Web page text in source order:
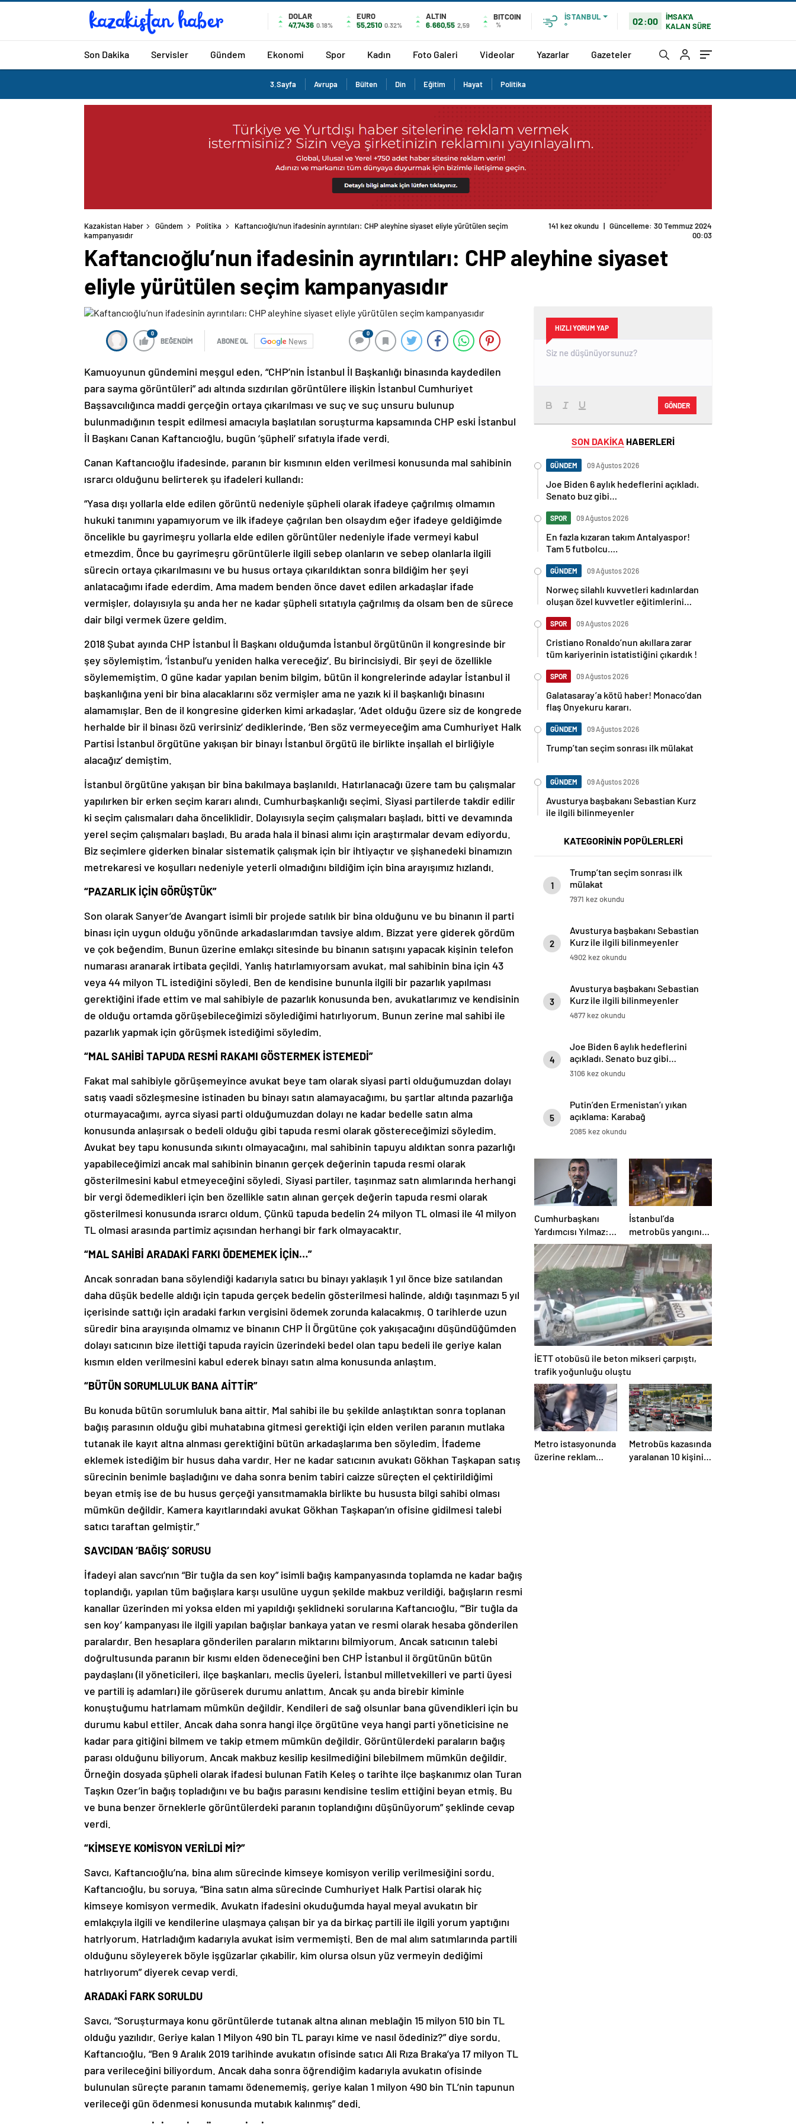
DOLAR
47,7436 0.18%
EURO
55,2510 0.32%
ALTIN
6.660,55 2,59
BITCOIN
%
İSTANBUL
°
02:00
İMSAK'A
KALAN SÜRE
Son Dakika Servisler Gündem Ekonomi Spor Kadın Foto Galeri Videolar Yazarlar Gazeteler
3.Sayfa Avrupa Bülten Din Eğitim Hayat Politika
Kazakistan Haber Gündem Politika
Kaftancıoğlu’nun ifadesinin ayrıntıları: CHP aleyhine siyaset eliyle yürütülen seçim
kampanyasıdır
141 kez okundu | Güncelleme: 30 Temmuz 2024
00:03
Kaftancıoğlu’nun ifadesinin ayrıntıları: CHP aleyhine siyaset
eliyle yürütülen seçim kampanyasıdır
0
BEĞENDİM ABONE OL News
0
Kamuoyunun gündemini meşgul eden, “CHP’nin İstanbul İl Başkanlığı binasında kaydedilen
para sayma görüntüleri” adı altında sızdırılan görüntülere ilişkin İstanbul Cumhuriyet
Başsavcılığınca maddi gerçeğin ortaya çıkarılması ve suç ve suç unsuru bulunup
bulunmadığının tespit edilmesi amacıyla başlatılan soruşturma kapsamında CHP eski İstanbul
İl Başkanı Canan Kaftancıoğlu, bugün ‘şüpheli’ sıfatıyla ifade verdi.
Canan Kaftancıoğlu ifadesinde, paranın bir kısmının elden verilmesi konusunda mal sahibinin
ısrarcı olduğunu belirterek şu ifadeleri kullandı:
“Yasa dışı yollarla elde edilen görüntü nedeniyle şüpheli olarak ifadeye çağrılmış olmamın
hukuki tanımını yapamıyorum ve ilk ifadeye çağrılan ben olsaydım eğer ifadeye geldiğimde
öncelikle bu gayrimeşru yollarla elde edilen görüntüler nedeniyle ifade vermeyi kabul
etmezdim. Önce bu gayrimeşru görüntülerle ilgili sebep olanların ve sebep olanlarla ilgili
sürecin ortaya çıkarılmasını ve bu husus ortaya çıkarıldıktan sonra bildiğim her şeyi
anlatacağımı ifade ederdim. Ama madem benden önce davet edilen arkadaşlar ifade
vermişler, dolayısıyla şu anda her ne kadar şüpheli sıtatıyla çağrılmış da olsam ben de sürece
dair bilgi vermek üzere geldim.
2018 Şubat ayında CHP İstanbul İl Başkanı olduğumda İstanbul örgütünün il kongresinde bir
şey söylemiştim, ‘İstanbul’u yeniden halka vereceğiz’. Bu birincisiydi. Bir şeyi de özellikle
söylememiştim. O güne kadar yapılan benim bilgim, bütün il kongrelerinde adaylar İstanbul il
başkanlığına yeni bir bina alacaklarını söz vermişler ama ne yazık ki il başkanlığı binasını
alamamışlar. Ben de il kongresine giderken kimi arkadaşlar, ‘Adet olduğu üzere siz de kongrede
herhalde bir il binası özü verirsiniz’ dediklerinde, ‘Ben söz vermeyeceğim ama Cumhuriyet Halk
Partisi İstanbul örgütüne yakışan bir binayı İstanbul örgütü ile birlikte inşallah el birliğiyle
alacağız’ demiştim.
İstanbul örgütüne yakışan bir bina bakılmaya başlanıldı. Hatırlanacağı üzere tam bu çalışmalar
yapılırken bir erken seçim kararı alındı. Cumhurbaşkanlığı seçimi. Siyasi partilerde takdir edilir
ki seçim çalısmaları daha önceliklidir. Dolayısıyla seçim çalışmaları başladı, bitti ve devamında
yerel seçim çalışmaları başladı. Bu arada hala il binasi alımı için araştırmalar devam ediyordu.
Biz seçimlere giderken binalar sistematik çalışmak için bir ihtiyaçtır ve şişhanedeki binamızın
metrekaresi ve koşulları nedeniyle yeterli olmadığını bildiğim için bina arayışımız hızlandı.
“PAZARLIK İÇİN GÖRÜŞTÜK”
Son olarak Sanyer’de Avangart isimli bir projede satılık bir bina olduğunu ve bu binanın il parti
binası için uygun olduğu yönünde arkadaslarımdan tavsiye aldım. Bizzat yere giderek gördüm
ve çok beğendim. Bunun üzerine emlakçı sitesinde bu binanın satışını yapacak kişinin telefon
numarası aranarak irtibata geçildi. Yanlış hatırlamıyorsam avukat, mal sahibinin bina için 43
veya 44 milyon TL istediğini söyledi. Ben de kendisine bununla ilgili bir pazarlık yapılması
gerektiğini ifade ettim ve mal sahibiyle de pazarlık konusunda ben, avukatlarımız ve kendisinin
de olduğu ortamda görüşebileceğimizi söylediğimi hatırlıyorum. Bunun zerine mal sahibi ile
pazarlık yapmak için görüşmek istediğimi söyledim.
“MAL SAHİBİ TAPUDA RESMİ RAKAMI GÖSTERMEK İSTEMEDİ”
Fakat mal sahibiyle görüşemeyince avukat beye tam olarak siyasi parti olduğumuzdan dolayı
satış vaadi sözleşmesine istinaden bu binayı satın alamayacağımı, bu şartlar altında pazarlığa
oturmayacağımı, ayrca siyasi parti olduğumuzdan dolayı ne kadar bedelle satın alma
konusunda anlaşırsak o bedeli olduğu gibi tapuda resmi olarak göstereceğimizi söyledim.
Avukat bey tapu konusunda sıkıntı olmayacağını, mal sahibinin tapuyu aldıktan sonra pazarlığı
yapabileceğimizi ancak mal sahibinin binanın gerçek değerinin tapuda resmi olarak
gösterilmesini kabul etmeyeceğini söyledi. Siyasi partiler, taşınmaz satn alımlarında herhangi
bir vergi ödemedikleri için ben özellikle satın alınan gerçek değerin tapuda resmi olarak
gösterilmesi konusunda ısrarcı oldum. Çünkü tapuda bedelin 24 milyon TL olmasi ile 41 milyon
TL olmasi arasında partimiz açısından herhangi bir fark olmayacaktır.
“MAL SAHİBİ ARADAKİ FARKI ÖDEMEMEK İÇİN…”
Ancak sonradan bana söylendiği kadarıyla satıcı bu binayı yaklaşık 1 yıl önce bize satılandan
daha düşük bedelle aldığı için tapuda gerçek bedelin gösterilmesi halinde, aldığı taşınmazı 5 yıl
içerisinde sattığı için aradaki farkın vergisini ödemek zorunda kalacakmış. O tarihlerde uzun
süredir bina arayışında olmamız ve binanın CHP İl Örgütüne çok yakışacağını düşündüğümden
dolayı satıcının bize ilettiği tapuda rayicin üzerindeki bedel olan tapu bedeli ile geriye kalan
kısmın elden verilmesini kabul ederek binayı satın alma konusunda anlaştım.
“BÜTÜN SORUMLULUK BANA AİTTİR”
Bu konuda bütün sorumluluk bana aittir. Mal sahibi ile bu şekilde anlaştıktan sonra toplanan
bağış parasının olduğu gibi muhatabına gitmesi gerektiği için elden verilen paranın mutlaka
tutanak ile kayıt altna alnması gerektiğini bütün arkadaşlarıma ben söyledim. İfademe
eklemek istediğim bir husus daha vardır. Her ne kadar satıcının avukatı Gökhan Taşkapan satış
sürecinin benimle başladığını ve daha sonra benim tabiri caizze süreçten el çektirildiğimi
beyan etmiş ise de bu husus gerçeği yansıtmamakla birlikte bu hususta bilgi sahibi olması
mümkün değildir. Kamera kayıtlarındaki avukat Gökhan Taşkapan’ın ofisine gidilmesi talebi
satıcı taraftan gelmiştir.”
SAVCIDAN ‘BAĞIŞ’ SORUSU
İfadeyi alan savcı’nın “Bir tuğla da sen koy” isimli bağış kampanyasında toplamda ne kadar bağış
toplandığı, yapılan tüm bağışlara karşı usulüne uygun şekilde makbuz verildiği, bağışların resmi
kanallar üzerinden mi yoksa elden mi yapıldığı şeklidneki sorularına Kaftancıoğlu, “‘Bir tuğla da
sen koy’ kampanyası ile ilgili yapılan bağışlar bankaya yatan ve resmi olarak hesaba gönderilen
paralardır. Ben hesaplara gönderilen paraların miktarını bilmiyorum. Ancak satıcının talebi
doğrultusunda paranın bir kısmı elden ödeneceğini ben CHP İstanbul il örgütünün bütün
paydaşlanı (il yöneticileri, ilçe başkanları, meclis üyeleri, İstanbul milletvekilleri ve parti üyesi
ve partili iş adamları) ile görüserek durumu anlattım. Ancak şu anda birebir kiminle
konuştuğumu hatrlamam mümkün değildir. Kendileri de sağ olsunlar bana güvendikleri için bu
durumu kabul ettiler. Ancak daha sonra hangi ilçe örgütüne veya hangi parti yöneticisine ne
kadar para gitiğini bilmem ve takip etmem mümkün değildir. Görüntülerdeki paraların bağış
parası olduğunu biliyorum. Ancak makbuz kesilip kesilmediğini bilebilmem mümkün değildir.
Örneğin dosyada şüpheli olarak ifadesi bulunan Fatih Keleş o tarihte ilçe başkanımız olan Turan
Taşkın Ozer’in bağış topladığını ve bu bağıs parasını kendisine teslim ettiğini beyan etmiş. Bu
ve buna benzer örneklerle görüntülerdeki paranın toplandığını düşünüyorum” şeklinde cevap
verdi.
“KİMSEYE KOMİSYON VERİLDİ Mİ?”
Savcı, Kaftancıoğlu’na, bina alım sürecinde kimseye komisyon verilip verilmesiğini sordu.
Kaftancıoğlu, bu soruya, “Bina satın alma sürecinde Cumhuriyet Halk Partisi olarak hiç
kimseye komisyon vermedik. Avukatn ifadesini okuduğumda hayal meyal avukatın bir
emlakçıyla ilgili ve kendilerine ulaşmaya çalışan bir ya da birkaç partili ile ilgili yorum yaptığını
hatrlyorum. Hatrladığım kadarıyla avukat isim vermemişti. Ben de mal alım satımlarında partili
olduğunu söyleyerek böyle işgüzarlar çıkabilir, kim olursa olsun yüz vermeyin dediğimi
hatrlıyorum” diyerek cevap verdi.
ARADAKİ FARK SORULDU
Savcı, “Soruşturmaya konu görüntülerde tutanak altna alınan meblağin 15 milyon 510 bin TL
olduğu yazılıdır. Geriye kalan 1 Milyon 490 bin TL parayı kime ve nasıl ödediniz?” diye sordu.
Kaftancıoğlu, “Ben 9 Aralık 2019 tarihinde avukatın ofisinde satıcı Ali Rıza Braka’ya 17 milyon TL
para verileceğini biliyordum. Ancak daha sonra öğrendiğim kadarıyla avukatın ofisinde
bulunulan süreçte paranın tamamı ödenememiş, geriye kalan 1 milyon 490 bin TL’nin tapunun
verileceği gün ödenmesi konusunda mutabık kalınmış” dedi.
HIZLI YORUM YAP
GÖNDER
SON DAKİKA HABERLERİ
GÜNDEM 09 Ağustos 2026
Joe Biden 6 aylık hedeflerini açıkladı.
Senato buz gibi…
SPOR 09 Ağustos 2026
En fazla kızaran takım Antalyaspor!
Tam 5 futbolcu….
GÜNDEM 09 Ağustos 2026
Norweç silahlı kuvvetleri kadınlardan
oluşan özel kuvvetler eğitimlerini
SPOR 09 Ağustos 2026
Cristiano Ronaldo’nun akıllara zarar
tüm kariyerinin istatistiğini çıkardık !
SPOR 09 Ağustos 2026
Galatasaray’a kötü haber! Monaco’dan
flaş Onyekuru kararı.
GÜNDEM 09 Ağustos 2026
Trump’tan seçim sonrası ilk mülakat
GÜNDEM 09 Ağustos 2026
Avusturya başbakanı Sebastian Kurz
ile ilgili bilinmeyenler
KATEGORİNİN POPÜLERLERİ
1
Trump’tan seçim sonrası ilk
mülakat
7971 kez okundu
2
Avusturya başbakanı Sebastian
Kurz ile ilgili bilinmeyenler
4902 kez okundu
3
Avusturya başbakanı Sebastian
Kurz ile ilgili bilinmeyenler
4877 kez okundu
4
Joe Biden 6 aylık hedeflerini
açıkladı. Senato buz gibi…
3106 kez okundu
5
Putin’den Ermenistan’ı yıkan
açıklama: Karabağ
Azerbaycan’ın ayrılmaz bir
2085 kez okundu
Cumhurbaşkanı
Yardımcısı Yılmaz:
Kendine özel
şartları olan bir
süreç
İstanbul’da
metrobüs yangını:
Seferler aksadı
İETT otobüsü ile beton mikseri çarpıştı,
trafik yoğunluğu oluştu
Metro istasyonunda
üzerine reklam
Metrobüs kazasında
yaralanan 10 kişinin